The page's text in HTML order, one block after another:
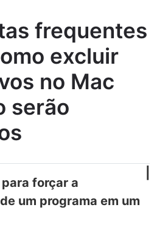
frequentes
excluir
no Mac
serão
forçar a
um programa em um